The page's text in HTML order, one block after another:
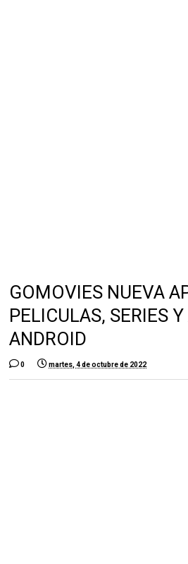
GOMOVIES NUEVA
PELICULAS, SERIES
ANDROID
0 martes, 4 de octubre de 2022